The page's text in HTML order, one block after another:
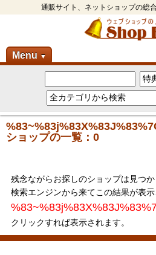
通販サイト、ネットショップの総
Menu ▼
ショップの一覧：0
残念ながらお探しのショップは見つか
検索エンジンから来てこの結果が表
クリックすれば表示されます。